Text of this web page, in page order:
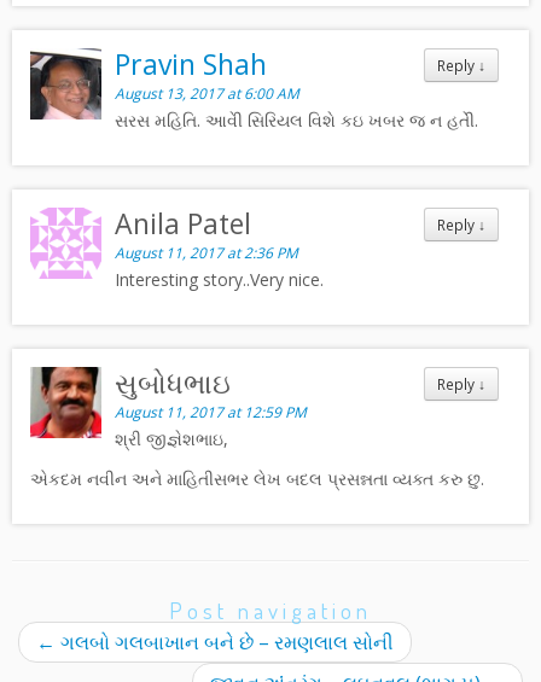
Reply ↓
Pravin Shah
August 13, 2017 at 6:00 AM
સરસ મહિતિ. આવેી સિરિયલ વિશે કઇ ખબર જ ન હતેી.
Reply ↓
Anila Patel
August 11, 2017 at 2:36 PM
Interesting story..Very nice.
Reply ↓
સુબોધભાઇ
August 11, 2017 at 12:59 PM
શ્રી જીજ્ઞેશભાઇ,
એકદમ નવીન અને માહિતીસભર લેખ બદલ પ્રસન્નતા વ્યક્ત કરુ છુ.
Post navigation
← ગલબો ગલબાખાન બને છે – રમણલાલ સોની